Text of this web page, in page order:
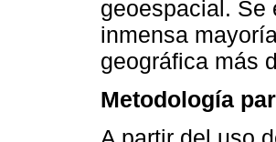
geoespacial. Se
inmensa
geográfica más
Metodología